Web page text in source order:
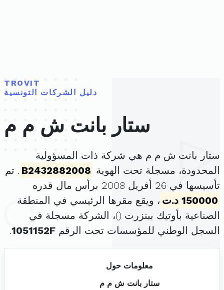
TROVIT
دليل الشركات التونسية
ستار بانت ش م م
ستار بانت ش م م هي شركة ذات المسؤولية
المحدودة، مسجلة تحت الهوية B2432882008 . تم
تأسيسها في 26 أفريل 2008 برأس مال قدره
150000 د.ت
، ويقع مقرها الرئيسي في المنطقة
الصناعية بأوتيك ببنزرت ()، الشركة مسجلة في
السجل الوطني للمؤسسات تحت الرقم 1051152F
.
معلومات حول
ستار بانت ش م م